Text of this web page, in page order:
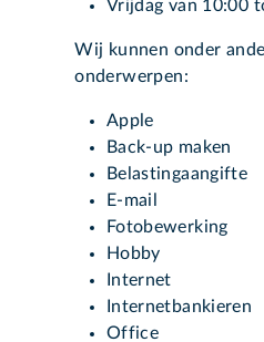
Vrijdag van 10:00
Wij kunnen onder
onderwerpen:
Apple
Back-up maken
Belastingaangifte
E-mail
Fotobewerking
Hobby
Internet
Internetbankieren
Office